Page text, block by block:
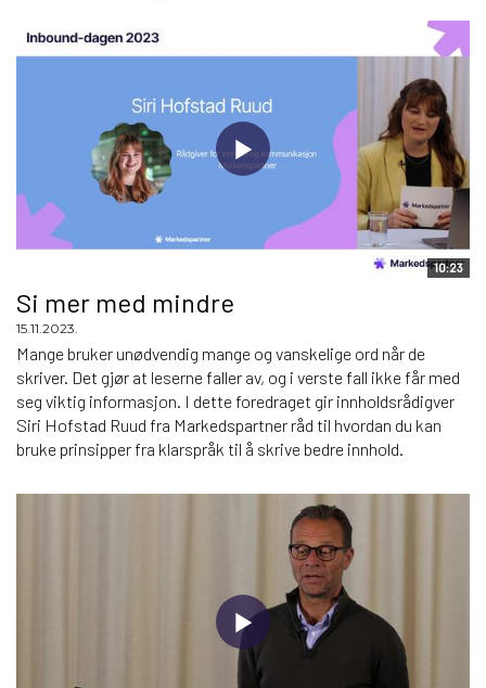
10:23
Si mer med mindre
15.11.2023.
Mange bruker unødvendig mange og vanskelige ord når de
skriver. Det gjør at leserne faller av, og i verste fall ikke får med
seg viktig informasjon. I dette foredraget gir innholdsrådigver
Siri Hofstad Ruud fra Markedspartner råd til hvordan du kan
bruke prinsipper fra klarspråk til å skrive bedre innhold.